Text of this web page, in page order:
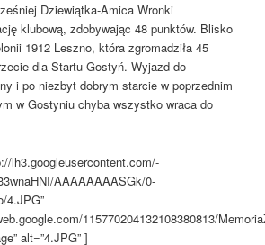
Dziewiątka-Amica Wronki
klubową, zdobywając 48 punktów. Blisko
1912 Leszno, która zgromadziła 45
dla Startu Gostyń. Wyjazd do
i po niezbyt dobrym starcie w poprzednim
w Gostyniu chyba wszystko wraca do
lh3.googleusercontent.com/-
AAAAAAAASGk/0-
4.JPG”
115770204132108380813/
alt=”4.JPG” ]